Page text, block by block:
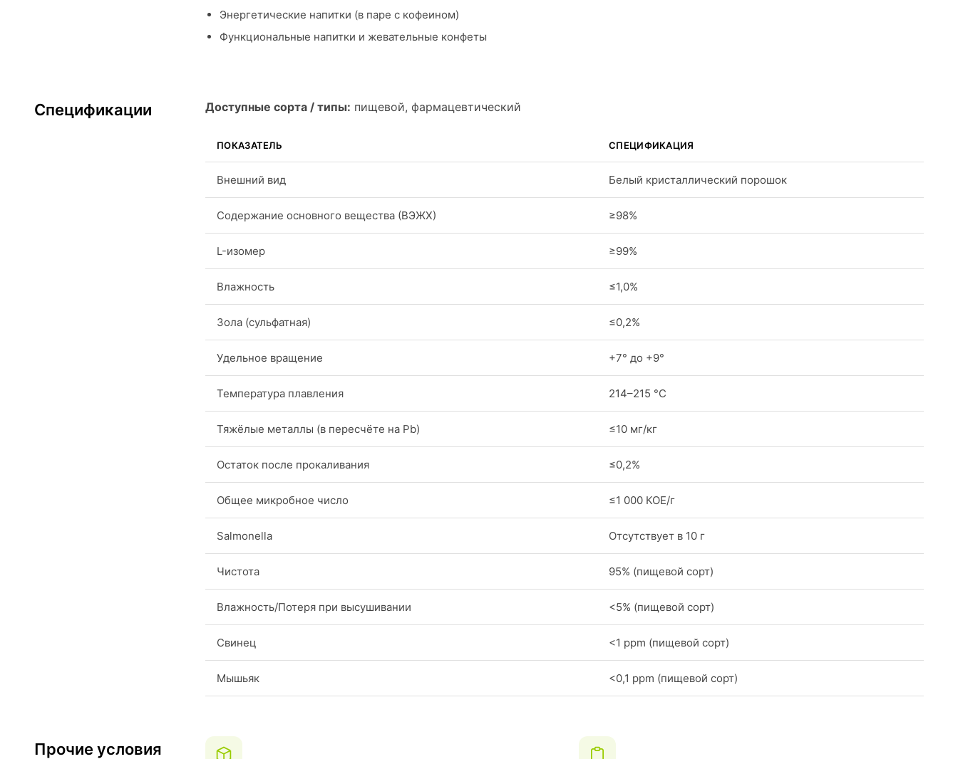
Энергетические напитки (в паре с кофеином)
Функциональные напитки и жевательные конфеты
Спецификации Доступные сорта / типы: пищевой, фармацевтический
ПОКАЗАТЕЛЬ СПЕЦИФИКАЦИЯ
Внешний вид Белый кристаллический порошок
Содержание основного вещества (ВЭЖХ) ≥98%
L-изомер ≥99%
Влажность ≤1,0%
Зола (сульфатная) ≤0,2%
Удельное вращение +7° до +9°
Температура плавления 214–215 °C
Тяжёлые металлы (в пересчёте на Pb) ≤10 мг/кг
Остаток после прокаливания ≤0,2%
Общее микробное число ≤1 000 КОЕ/г
Salmonella Отсутствует в 10 г
Чистота 95% (пищевой сорт)
Влажность/Потеря при высушивании <5% (пищевой сорт)
Свинец <1 ppm (пищевой сорт)
Мышьяк <0,1 ppm (пищевой сорт)
Прочие условия